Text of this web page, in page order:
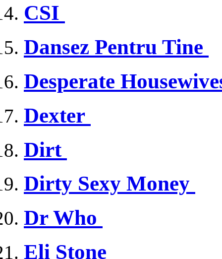
CSI
Dansez Pentru Tine
Desperate
Dexter
Dirt
Dirty Sexy Money
Dr Who
Eli Stone